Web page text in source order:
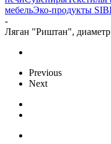
мебельЭко-продукты
-
Ляган "Риштан",
Previous
Next